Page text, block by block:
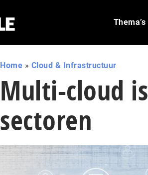
Thema’s
Home » Cloud & Infrastructuur
Multi-cloud
sectoren